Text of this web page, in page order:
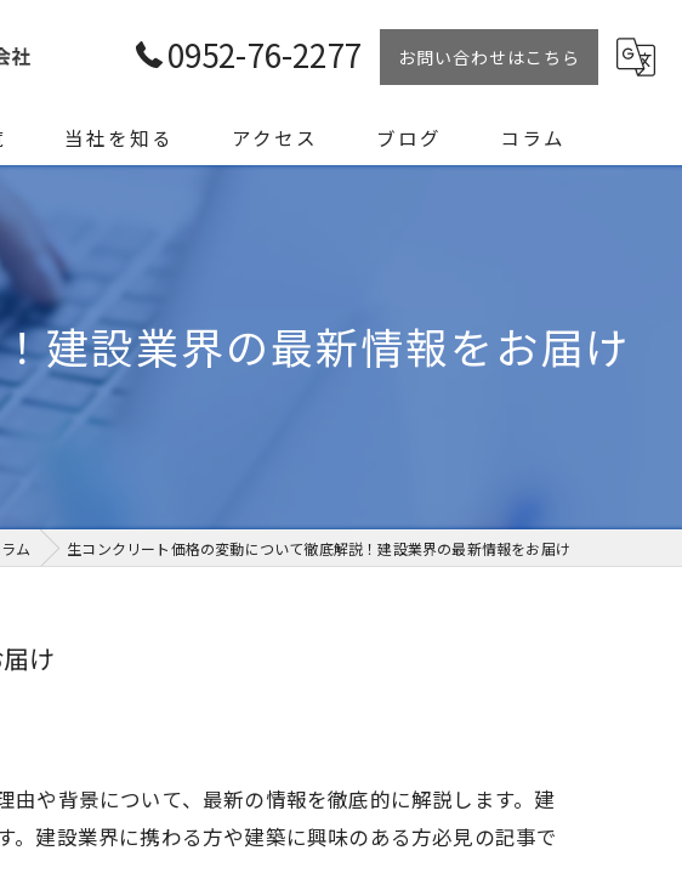
0952-76-2277 お問い合わせはこちら
当社を知る
未経験
女性
生コンクリート試験員
アクセス ブログ コラム
建設業界の最新情報をお届け
ム 生コンクリート価格の変動について徹底解説！建設業界の最新情報をお届け
け
や背景について、最新の情報を徹底的に解説します。建
建設業界に携わる方や建築に興味のある方必見の記事で